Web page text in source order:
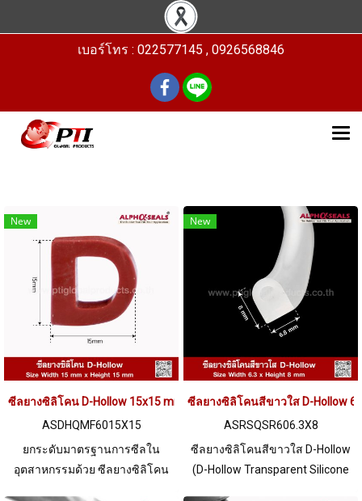
เบอร์โทร : 022577145 , 0926568846
New
ซีลยางซิลิโคน D-Hollow 15x15 mm ทนร้อน +270°C Food Grade |
ASDHQMF6015X15
ยกระดับมาตรฐานการซีลใน
อุตสาหกรรมด้วย ซีลยางซิลิโคน
New
ซีลยางซิลิโคนสีขาวใส D-Hollow
ASRSQSR606.3X8
ซีลยางซิลิโคนสีขาวใส D-Hollow
(D-Hollow Transparent Silicone